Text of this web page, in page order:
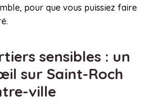
pour que vous puissiez faire
sensibles : un
sur Saint-Roch
ville